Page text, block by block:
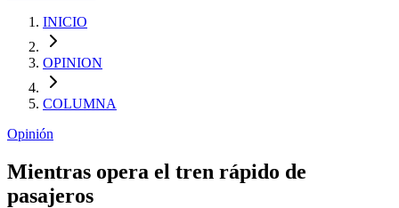
INICIO
OPINION
COLUMNA
Opinión
Mientras opera el tren rápido de
pasajeros